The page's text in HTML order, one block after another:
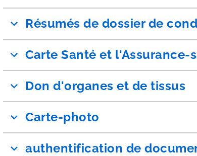
Résumés de dossier de
Carte Santé et l'Assurance-
Don d'organes et de tissus
Carte-photo
authentification de